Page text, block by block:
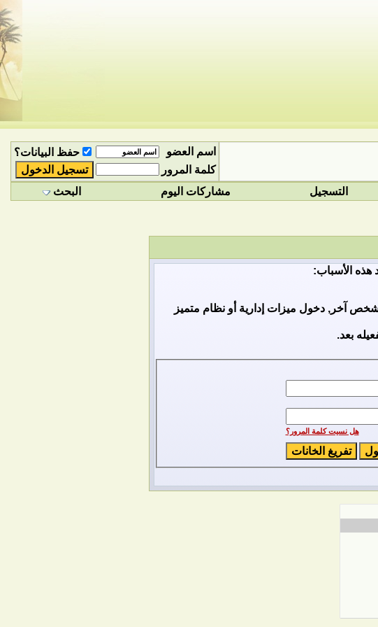
اسم العضو
حفظ البيانات؟
كلمة المرور
التسجيل مشاركات اليوم البحث
هذه الأسباب:
آخر, دخول ميزات إدارية أو نظام متميز
بعد.
هل نسيت كلمة المرور؟